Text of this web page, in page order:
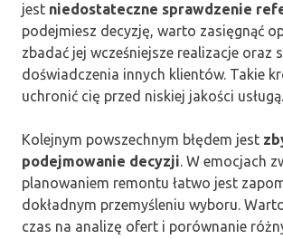
jest niedostateczne sprawdzenie
podejmiesz decyzję, warto zasięgnąć
zbadać jej wcześniejsze realizacje oraz
doświadczenia innych klientów. Takie
uchronić cię przed niskiej jakości usługą.
Kolejnym powszechnym błędem jest
podejmowanie decyzji. W emocjach
planowaniem remontu łatwo jest
dokładnym przemyśleniu wyboru.
czas na analizę ofert i porównanie